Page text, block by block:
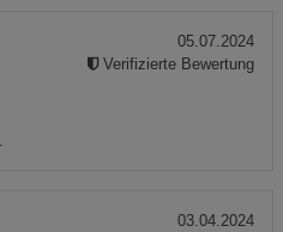
05.07.2024
Verifizierte Bewertung
03.04.2024